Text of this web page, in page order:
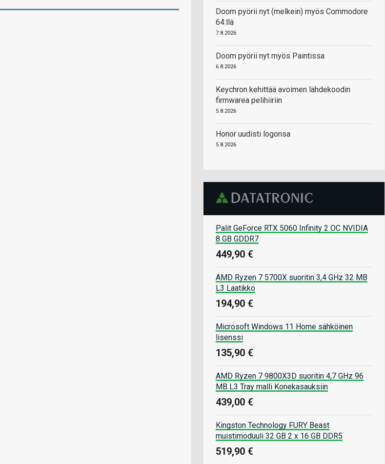
Doom pyörii nyt (melkein) myös Commodore
64:llä
7.8.2026
Doom pyörii nyt myös Paintissa
6.8.2026
Keychron kehittää avoimen lähdekoodin
firmwarea pelihiiriin
5.8.2026
Honor uudisti logonsa
5.8.2026
Palit GeForce RTX 5060 Infinity 2 OC NVIDIA
8 GB GDDR7
449,90 €
AMD Ryzen 7 5700X suoritin 3,4 GHz 32 MB
L3 Laatikko
194,90 €
Microsoft Windows 11 Home sähköinen
lisenssi
135,90 €
AMD Ryzen 7 9800X3D suoritin 4,7 GHz 96
MB L3 Tray malli Konekasauksiin
439,00 €
Kingston Technology FURY Beast
muistimoduuli 32 GB 2 x 16 GB DDR5
519,90 €